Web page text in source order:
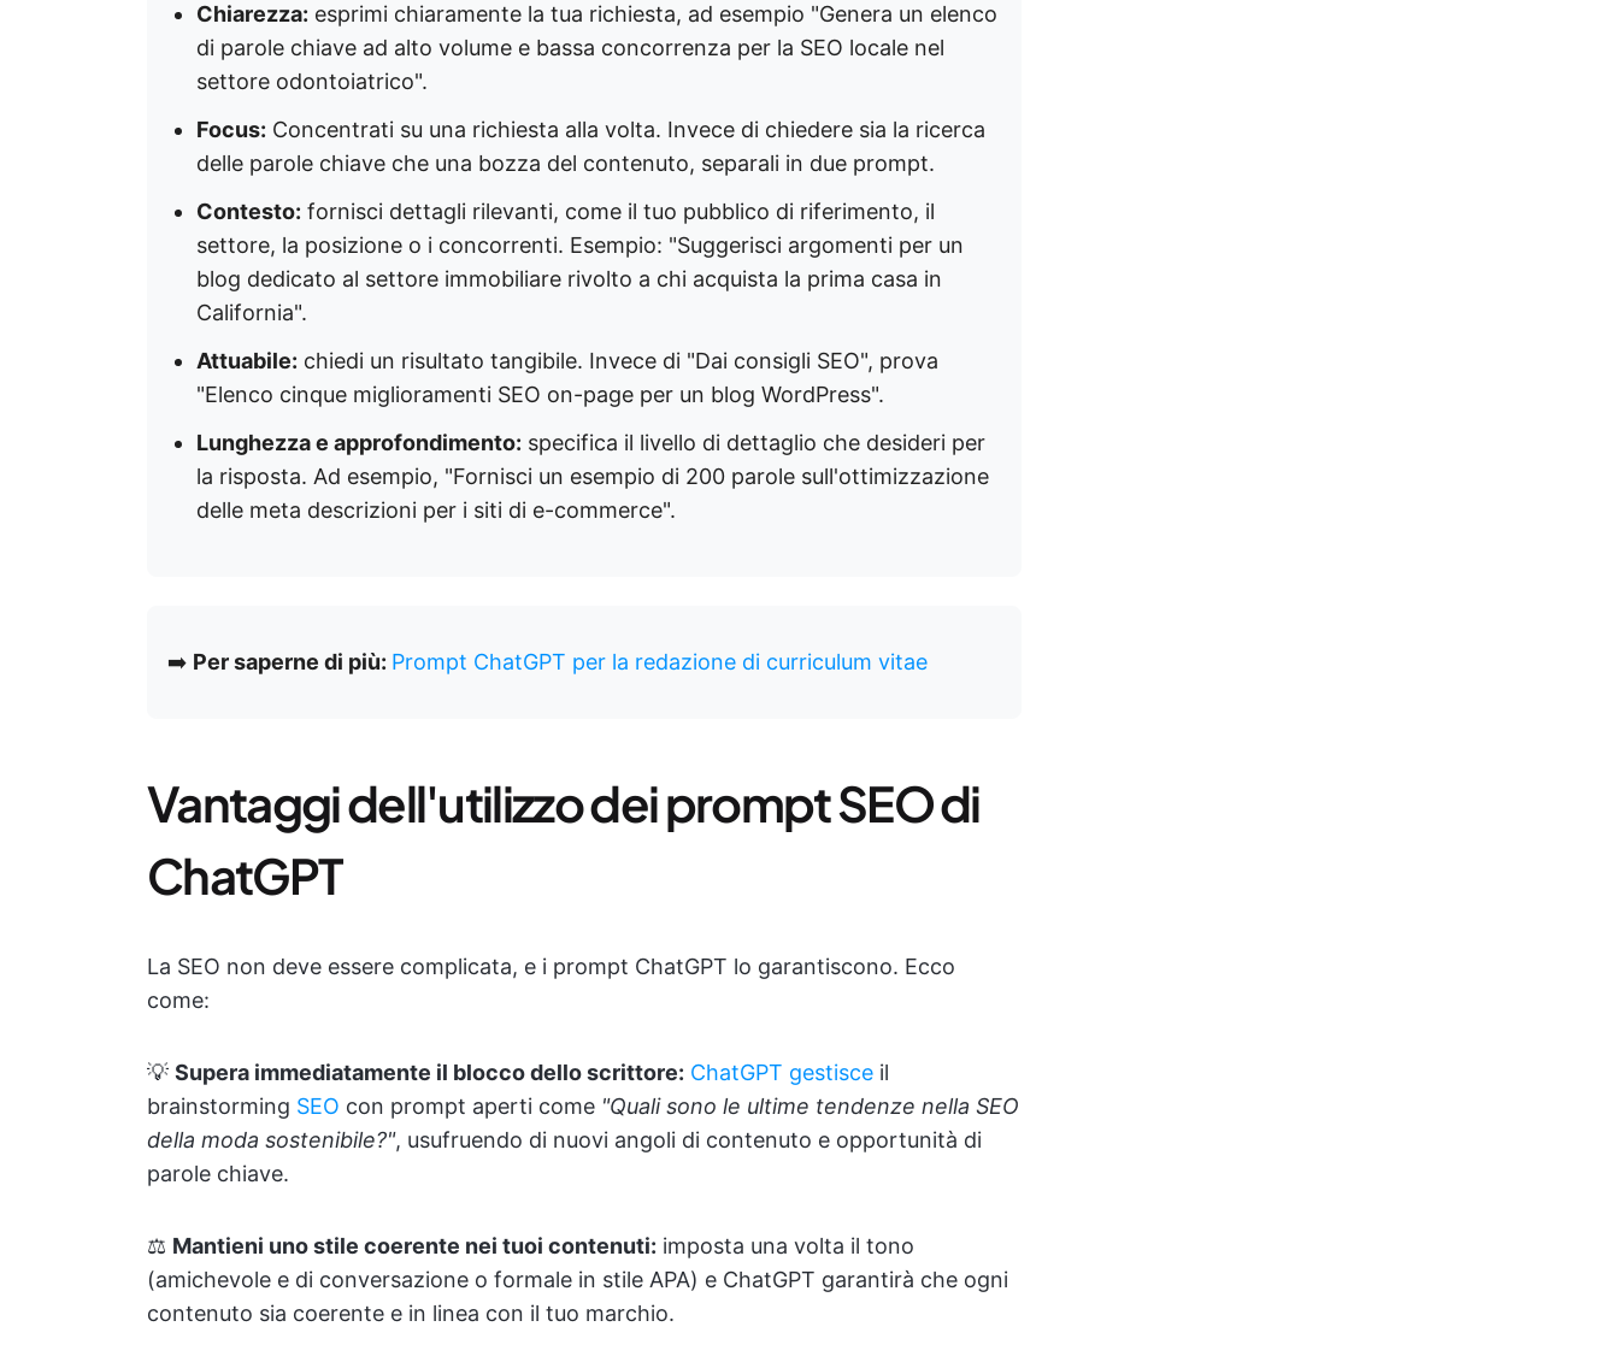
Chiarezza: esprimi chiaramente la tua richiesta, ad esempio "Genera un elenco
di parole chiave ad alto volume e bassa concorrenza per la SEO locale nel
settore odontoiatrico".
Focus: Concentrati su una richiesta alla volta. Invece di chiedere sia la ricerca
delle parole chiave che una bozza del contenuto, separali in due prompt.
Contesto: fornisci dettagli rilevanti, come il tuo pubblico di riferimento, il
settore, la posizione o i concorrenti. Esempio: "Suggerisci argomenti per un
blog dedicato al settore immobiliare rivolto a chi acquista la prima casa in
California".
Attuabile: chiedi un risultato tangibile. Invece di "Dai consigli SEO", prova
"Elenco cinque miglioramenti SEO on-page per un blog WordPress".
Lunghezza e approfondimento: specifica il livello di dettaglio che desideri per
la risposta. Ad esempio, "Fornisci un esempio di 200 parole sull'ottimizzazione
delle meta descrizioni per i siti di e-commerce".
➡️ Per saperne di più: Prompt ChatGPT per la redazione di curriculum vitae
Vantaggi dell'utilizzo dei prompt SEO di
ChatGPT
La SEO non deve essere complicata, e i prompt ChatGPT lo garantiscono. Ecco
come:
💡 Supera immediatamente il blocco dello scrittore: ChatGPT gestisce il
brainstorming SEO con prompt aperti come "Quali sono le ultime tendenze nella SEO
della moda sostenibile?", usufruendo di nuovi angoli di contenuto e opportunità di
parole chiave.
⚖️ Mantieni uno stile coerente nei tuoi contenuti: imposta una volta il tono
(amichevole e di conversazione o formale in stile APA) e ChatGPT garantirà che ogni
contenuto sia coerente e in linea con il tuo marchio.